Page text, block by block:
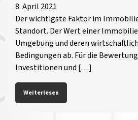
8. April 2021
Der wichtigste Faktor im
Standort. Der Wert einer
Umgebung und deren
Bedingungen ab. Für die
Investitionen und […]
Weiterlesen